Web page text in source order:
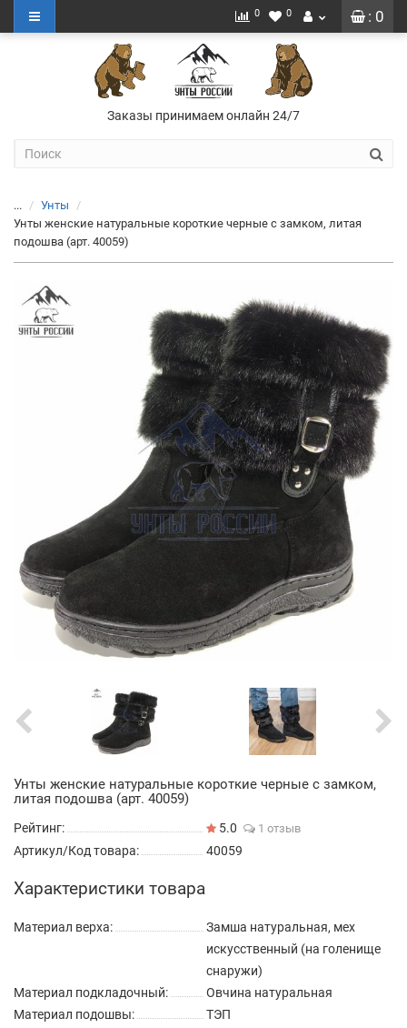
: 0
0 0
Заказы принимаем онлайн 24/7
...
Унты
Унты женские натуральные короткие черные с замком, литая
подошва (арт. 40059)
Унты женские натуральные короткие черные с замком,
литая подошва (арт. 40059)
Рейтинг: 5.0 1 отзыв
Артикул/Код товара: 40059
Характеристики товара
Материал верха:
Замша натуральная, мех
искусственный (на голенище
снаружи)
Материал подкладочный:
Овчина натуральная
Материал подошвы:
ТЭП